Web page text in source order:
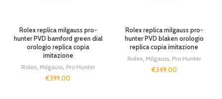
Rolex replica milgauss pro-
hunter PVD bamford green dial
orologio replica copia
imitazione
Rolex, Milgauss, Pro Hunter
€399.00
Rolex replica milgauss pro-
hunter PVD blaken orologio
replica copia imitazione
Rolex, Milgauss, Pro Hunter
€349.00